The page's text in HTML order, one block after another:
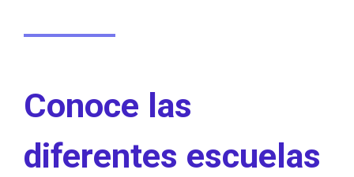
Conoce las
diferentes escuelas